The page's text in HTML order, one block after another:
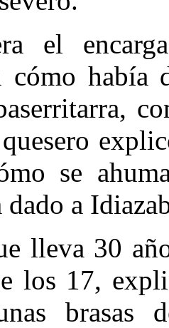
el
cómo había
se
a
lleva 30
los 17,
brasas